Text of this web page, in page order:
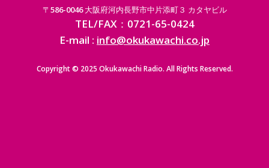
〒586-0046 大阪府河内長野市中片添町３ カタヤビル
TEL/FAX：0721-65-0424
E-mail : info@okukawachi.co.jp
Copyright © 2025 Okukawachi Radio. All Rights Reserved.